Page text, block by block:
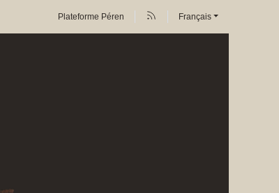
Plateforme Péren Français